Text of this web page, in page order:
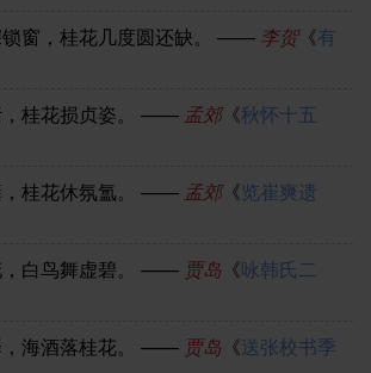
窗，桂花几度圆还缺。 —— 李贺《有
桂花损贞姿。 —— 孟郊《秋怀十五
桂花休氛氲。 —— 孟郊《览崔爽遗
白鸟舞虚碧。 —— 贾岛 《咏韩氏二
海酒落桂花。 —— 贾岛 《送张校书季